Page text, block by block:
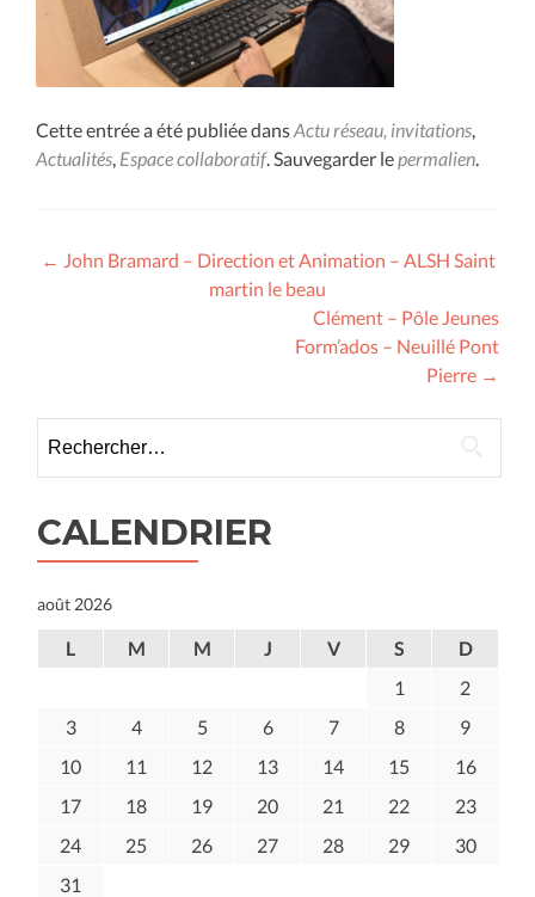
Cette entrée a été publiée dansActu réseau, invitations,
Actualités, Espace collaboratif. Sauvegarder lepermalien.
Navigation
← John Bramard – Direction et Animation – ALSH Saint
martin le beau
Clément – Pôle Jeunes
Form’ados – Neuillé Pont
Pierre →
CALENDRIER
août 2026
L M M J V S
D
1
2
3
4 5 6 7 8
9
10
11 12 13 14 15
16
17
18 19 20 21 22
23
24
25 26 27 28 29
30
31